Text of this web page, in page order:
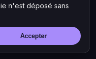
n'est déposé sans
Accepter